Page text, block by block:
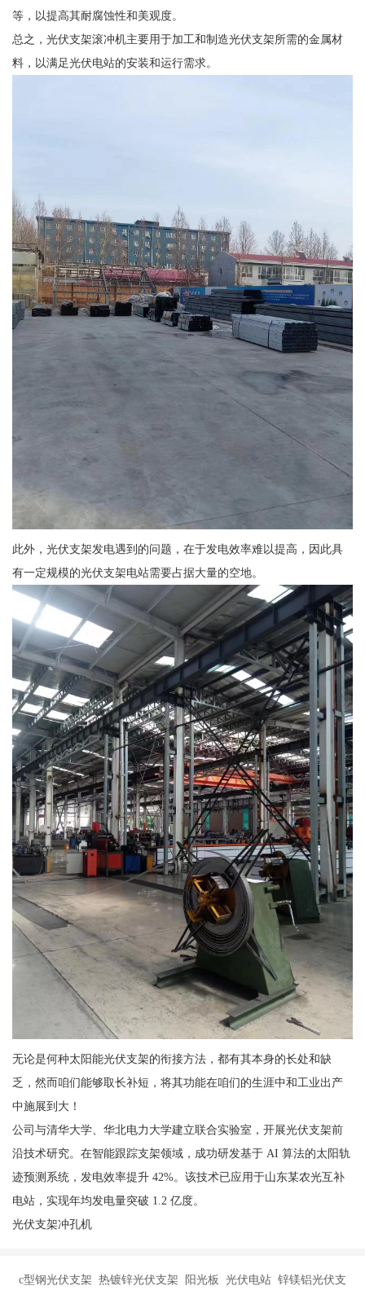
等，以提高其耐腐蚀性和美观度。
总之，光伏支架滚冲机主要用于加工和制造光伏支架所需的金属材
料，以满足光伏电站的安装和运行需求。
此外，光伏支架发电遇到的问题，在于发电效率难以提高，因此具
有一定规模的光伏支架电站需要占据大量的空地。
无论是何种太阳能光伏支架的衔接方法，都有其本身的长处和缺
乏，然而咱们能够取长补短，将其功能在咱们的生涯中和工业出产
中施展到大！
公司与清华大学、华北电力大学建立联合实验室，开展光伏支架前
沿技术研究。在智能跟踪支架领域，成功研发基于 AI 算法的太阳轨
迹预测系统，发电效率提升 42%。该技术已应用于山东某农光互补
电站，实现年均发电量突破 1.2 亿度。
光伏支架冲孔机
c型钢光伏支架 热镀锌光伏支架 阳光板 光伏电站 锌镁铝光伏支